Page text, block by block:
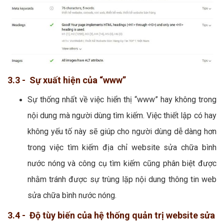
3.3 - Sự xuất hiện của “www”
Sự thống nhất về việc hiển thị “www” hay không trong
nội dung mà người dùng tìm kiếm. Việc thiết lập có hay
không yếu tố này sẽ giúp cho người dùng dễ dàng hơn
trong việc tìm kiếm địa chỉ website sửa chữa bình
nước nóng và công cụ tìm kiếm cũng phân biệt được
nhằm tránh được sự trùng lặp nội dung thông tin web
sửa chữa bình nước nóng.
3.4 - Độ tùy biến của hệ thống quản trị website sửa